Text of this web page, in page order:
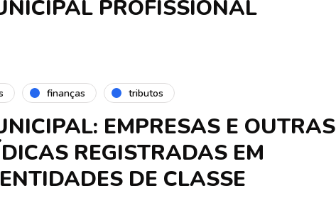
PROFISSIONAL
finanças tributos
EMPRESAS E OUTRAS
REGISTRADAS EM
DE CLASSE